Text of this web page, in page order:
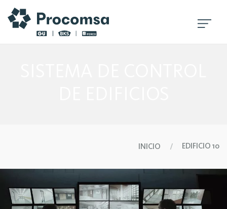
INICIO / EDIFICIO 10